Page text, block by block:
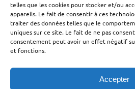
telles que les cookies pour stocker et/ou
appareils. Le fait de consentir à ces
traiter des données telles que le
uniques sur ce site. Le fait de ne pas
consentement peut avoir un effet négatif
et fonctions.
Accepter
Bollène
Nyons
Valréas
Lachapelle-sous-